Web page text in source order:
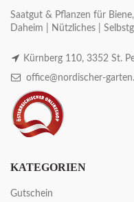
Saatgut & Pflanzen für
Daheim | Nützliches |
Kürnberg 110, 3352 St.
office@nordischer-
KATEGORIEN
Gutschein